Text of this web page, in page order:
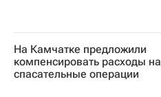
На Камчатке предложили
компенсировать расходы на
спасательные операции